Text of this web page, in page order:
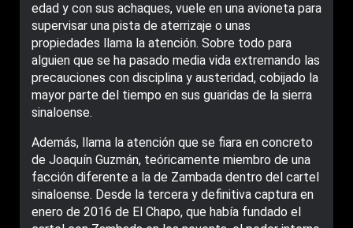
edad y con sus achaques, vuele en una avioneta para
supervisar una pista de aterrizaje o unas
propiedades llama la atención. Sobre todo para
alguien que se ha pasado media vida extremando las
precauciones con disciplina y austeridad, cobijado la
mayor parte del tiempo en sus guaridas de la sierra
sinaloense.
Además, llama la atención que se fiara en concreto
de Joaquín Guzmán, teóricamente miembro de una
facción diferente a la de Zambada dentro del cartel
sinaloense. Desde la tercera y definitiva captura en
enero de 2016 de El Chapo, que había fundado el